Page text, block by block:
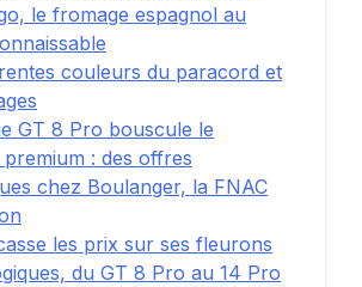
le fromage espagnol au
couleurs du paracord et
GT 8 Pro bouscule le
premium : des offres
chez Boulanger, la FNAC
les prix sur ses fleurons
du GT 8 Pro au 14 Pro